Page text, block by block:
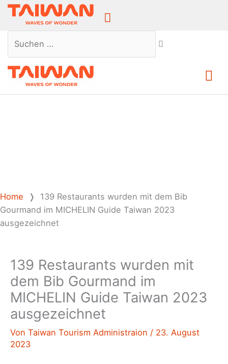
Above
Suchen …
Home ❭ 139 Restaurants wurden mit dem Bib
Gourmand im MICHELIN Guide Taiwan 2023
ausgezeichnet
139 Restaurants wurden mit
dem Bib Gourmand im
MICHELIN Guide Taiwan 2023
ausgezeichnet
Von Taiwan Tourism Administraion / 23. August
2023